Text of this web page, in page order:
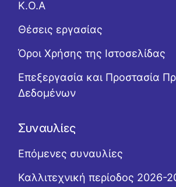
Κ.Ο.Α
Θέσεις εργασίας
Όροι Χρήσης της Ιστοσελίδας
Επεξεργασία και Προστασία
Δεδομένων
Συναυλίες
Επόμενες συναυλίες
Καλλιτεχνική περίοδος 2026-